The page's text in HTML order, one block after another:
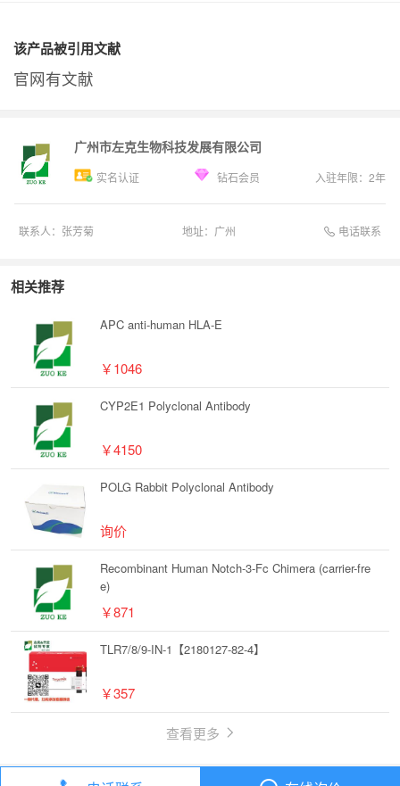
该产品被引用文献
官网有文献
广州市左克生物科技发展有限公司
实名认证 钻石会员 入驻年限： 2年
联系人： 张芳菊 地址： 广州 电话联系
相关推荐
APC anti-human HLA-E
￥1046
CYP2E1 Polyclonal Antibody
￥4150
POLG Rabbit Polyclonal Antibody
询价
Recombinant Human Notch-3-Fc Chimera (carrier-fre
e)
￥871
TLR7/8/9-IN-1【2180127-82-4】
￥357
查看更多